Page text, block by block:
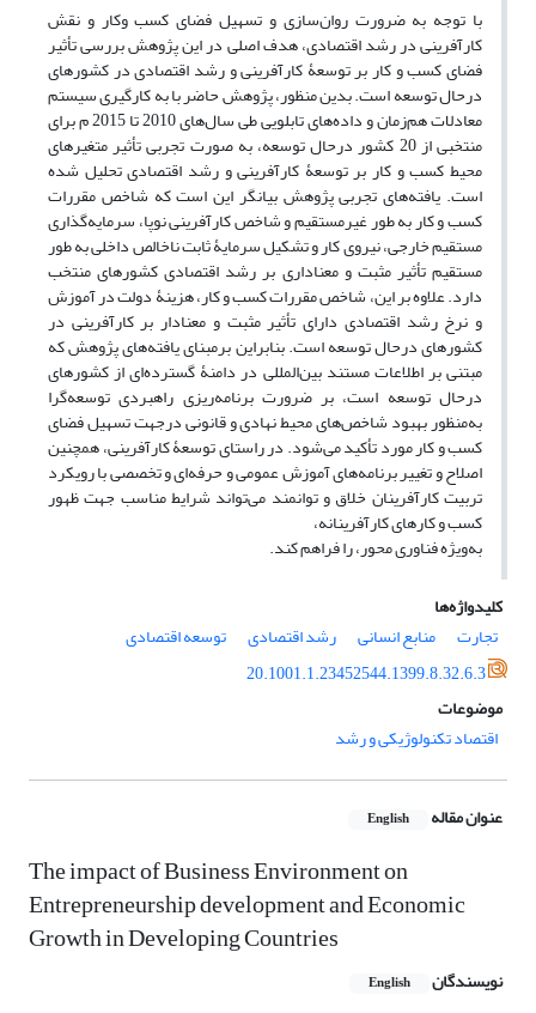
با توجه به ضرورت روان‌سازی و تسهیل فضای کسب وکار و نقش
کارآفرینی در رشد اقتصادی، هدف اصلی در این پژوهش بررسی تأثیر
فضای کسب و کار بر توسعۀ کارآفرینی و رشد اقتصادی در کشورهای
درحال توسعه است. بدین منظور، پژوهش حاضر با به کارگیری سیستم
معادلات هم‌زمان و داده‌های تابلویی طی سال‌های 2010 تا 2015 م برای
منتخبی از 20 کشور درحال توسعه، به صورت تجربی تأثیر متغیرهای
محیط کسب و کار بر توسعۀ کارآفرینی و رشد اقتصادی تحلیل شده
است. یافته‌های تجربی پژوهش بیانگر این است که شاخص مقررات
کسب و کار به طور غیرمستقیم و شاخص کارآفرینی نوپا، سرمایه‌گذاری
مستقیم خارجی، نیروی کار و تشکیل سرمایۀ ثابت ناخالص داخلی به طور
مستقیم تأثیر مثبت و معناداری بر رشد اقتصادی کشورهای منتخب
دارد. علاوه بر این، شاخص مقررات کسب و کار، هزینۀ دولت در آموزش
و نرخ رشد اقتصادی دارای تأثیر مثبت و معنادار بر کارآفرینی در
کشورهای درحال توسعه است. بنابراین برمبنای یافته‌های پژوهش که
مبتنی بر اطلاعات مستند بین‌المللی در دامنۀ گسترده‌ای از کشورهای
درحال توسعه است، بر ضرورت برنامه‌ریزی راهبردی توسعه‌گرا
به‌منظور بهبود شاخص‌های محیط نهادی و قانونی درجهت تسهیل فضای
کسب و کار مورد تأکید می‌شود. در راستای توسعۀ کارآفرینی، همچنین
اصلاح و تغییر برنامه‌های آموزش عمومی و حرفه‌ای و تخصصی با رویکرد
تربیت کارآفرینان خلاق و توانمند می‌تواند شرایط مناسب جهت ظهور
کسب و کارهای کارآفرینانه،
به‌ویژه فناوری محور، را فراهم کند.
کلیدواژه‌ها
تجارت
منابع انسانی رشد اقتصادی
توسعه اقتصادی
20.1001.1.23452544.1399.8.32.6.3
موضوعات
اقتصاد تکنولوژیکی و رشد
عنوان مقاله English
The impact of Business Environment on
Entrepreneurship development and Economic
Growth in Developing Countries
نویسندگان English